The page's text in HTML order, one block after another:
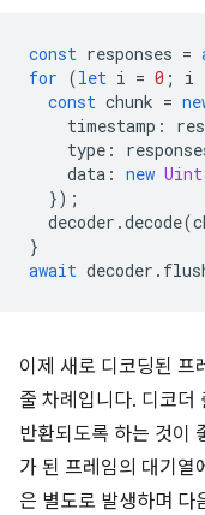
const responses =
for (let i = 0 ; i
const chunk =
timestamp :
type :
data : new
});
decoder .decode(
}
await decoder .
이제 새로 디코딩된 프
줄 차례입니다. 디코더
반환되도록 하는 것이
가 된 프레임의 대기열
은 별도로 발생하며 다